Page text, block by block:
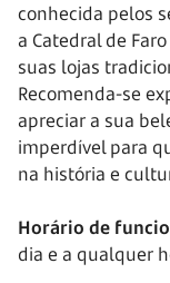
conhecida pelos
a Catedral de
suas lojas
Recomenda-se
apreciar a sua
imperdível para
na história e
Horário de
dia e a qualquer